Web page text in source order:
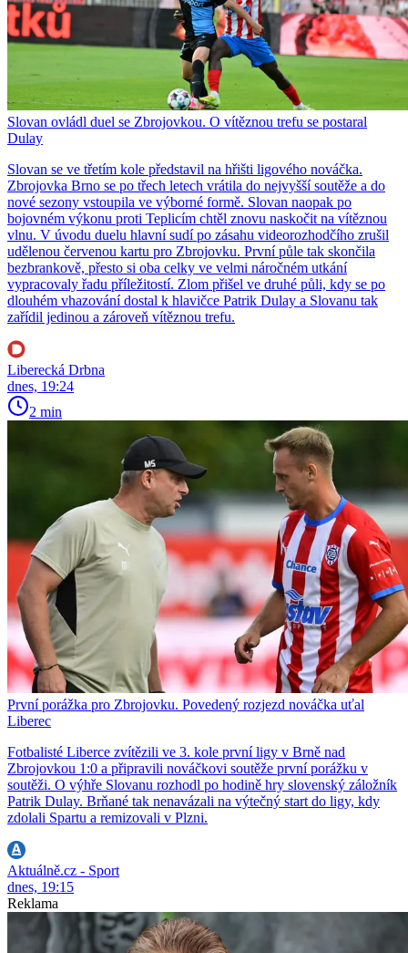
Slovan ovládl duel se Zbrojovkou. O vítěznou trefu se postaral
Dulay
Slovan se ve třetím kole představil na hřišti ligového nováčka.
Zbrojovka Brno se po třech letech vrátila do nejvyšší soutěže a do
nové sezony vstoupila ve výborné formě. Slovan naopak po
bojovném výkonu proti Teplicím chtěl znovu naskočit na vítěznou
vlnu. V úvodu duelu hlavní sudí po zásahu videorozhodčího zrušil
udělenou červenou kartu pro Zbrojovku. První půle tak skončila
bezbrankově, přesto si oba celky ve velmi náročném utkání
vypracovaly řadu příležitostí. Zlom přišel ve druhé půli, kdy se po
dlouhém vhazování dostal k hlavičce Patrik Dulay a Slovanu tak
zařídil jedinou a zároveň vítěznou trefu.
Liberecká Drbna
dnes, 19:24
2 min
První porážka pro Zbrojovku. Povedený rozjezd nováčka uťal
Liberec
Fotbalisté Liberce zvítězili ve 3. kole první ligy v Brně nad
Zbrojovkou 1:0 a připravili nováčkovi soutěže první porážku v
soutěži. O výhře Slovanu rozhodl po hodině hry slovenský záložník
Patrik Dulay. Brňané tak nenavázali na výtečný start do ligy, kdy
zdolali Spartu a remizovali v Plzni.
Aktuálně.cz - Sport
dnes, 19:15
Reklama